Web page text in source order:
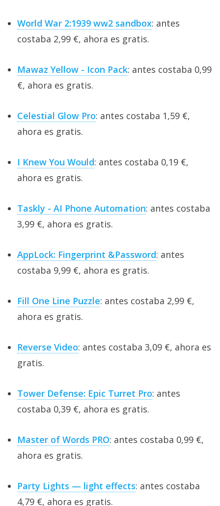
World War 2:1939 ww2 sandbox: antes
costaba 2,99 €, ahora es gratis.
Mawaz Yellow - Icon Pack: antes costaba 0,99
€, ahora es gratis.
Celestial Glow Pro: antes costaba 1,59 €,
ahora es gratis.
I Knew You Would: antes costaba 0,19 €,
ahora es gratis.
Taskly - AI Phone Automation: antes costaba
3,99 €, ahora es gratis.
AppLock: Fingerprint &Password: antes
costaba 9,99 €, ahora es gratis.
Fill One Line Puzzle: antes costaba 2,99 €,
ahora es gratis.
Reverse Video: antes costaba 3,09 €, ahora es
gratis.
Tower Defense: Epic Turret Pro: antes
costaba 0,39 €, ahora es gratis.
Master of Words PRO: antes costaba 0,99 €,
ahora es gratis.
Party Lights — light effects: antes costaba
4,79 €, ahora es gratis.